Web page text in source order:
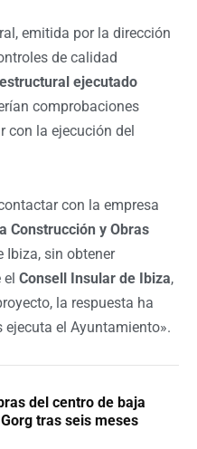
emitida por la dirección
de calidad
ejecutado
comprobaciones
con la ejecución del
con la empresa
Construcción y Obras
Ibiza, sin obtener
el Consell Insular de Ibiza,
la respuesta ha
ejecuta el Ayuntamiento».
del centro de baja
tras seis meses